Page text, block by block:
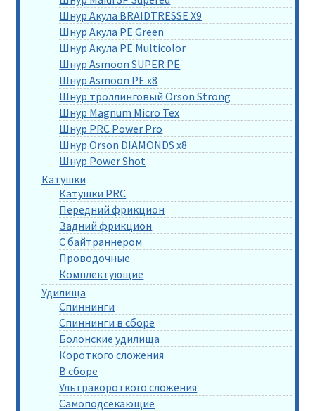
Шнур Акула BRAIDTRESSE X9
Шнур Акула PE Green
Шнур Акула PE Multicolor
Шнур Asmoon SUPER PE
Шнур Asmoon PE x8
Шнур троллинговый Orson Strong
Шнур Magnum Micro Tex
Шнур PRC Power Pro
Шнур Orson DIAMONDS x8
Шнур Power Shot
Катушки
Катушки PRC
Передний фрикцион
Задний фрикцион
С байтраннером
Проводочные
Комплектующие
Удилища
Спиннинги
Спиннинги в сборе
Болонские удилища
Короткого сложения
В сборе
Ультракороткого сложения
Самоподсекающие